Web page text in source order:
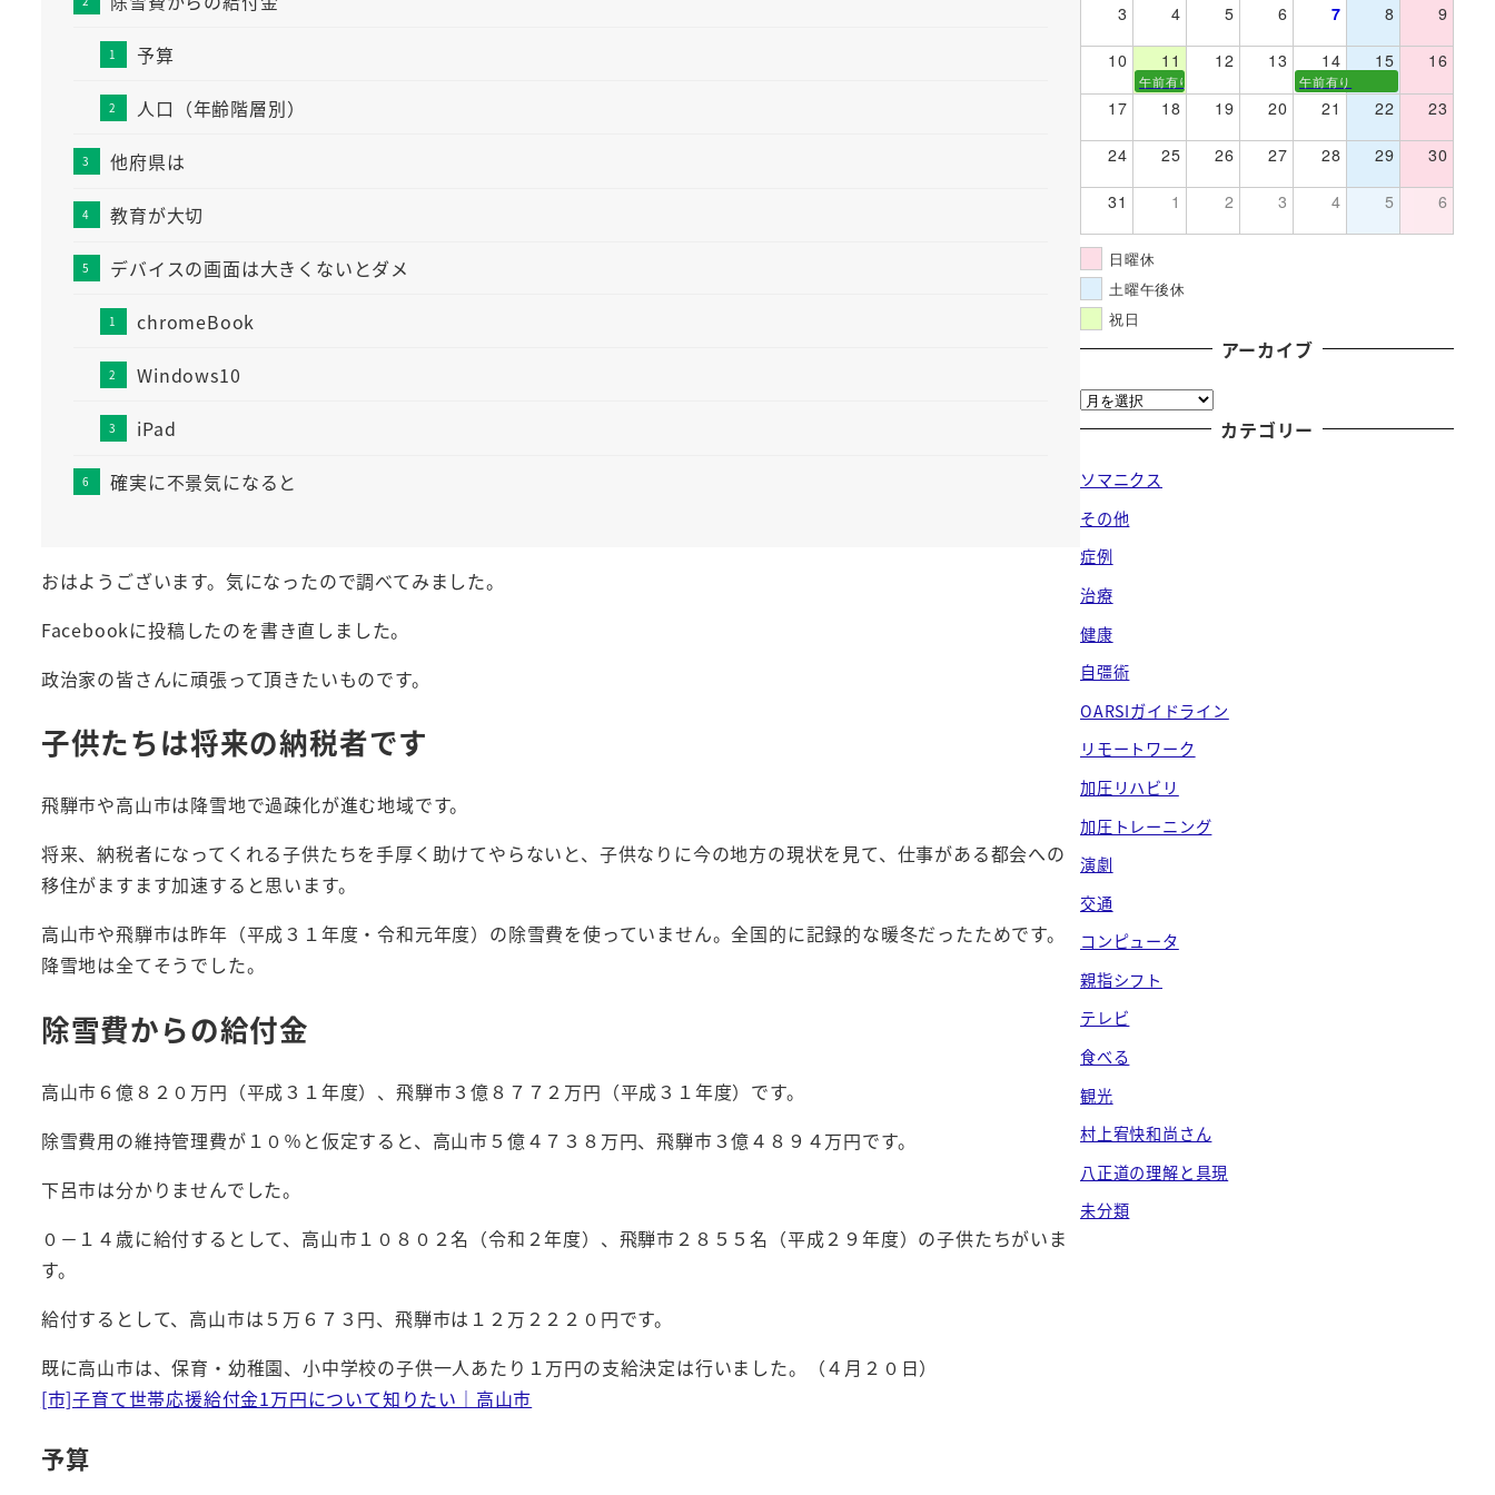
予算
人口（年齢階層別）
他府県は
教育が大切
デバイスの画面は大きくないとダメ
chromeBook
Windows10
iPad
確実に不景気になると
おはようございます。気になったので調べてみました。
Facebookに投稿したのを書き直しました。
政治家の皆さんに頑張って頂きたいものです。
子供たちは将来の納税者です
飛騨市や高山市は降雪地で過疎化が進む地域です。
将来、納税者になってくれる子供たちを手厚く助けてやらないと、子供なりに今の地方の現状を見て、仕事がある都会への
移住がますます加速すると思います。
高山市や飛騨市は昨年（平成３１年度・令和元年度）の除雪費を使っていません。全国的に記録的な暖冬だったためです。
降雪地は全てそうでした。
除雪費からの給付金
高山市６億８２０万円（平成３１年度）、飛騨市３億８７７２万円（平成３１年度）です。
除雪費用の維持管理費が１０％と仮定すると、高山市５億４７３８万円、飛騨市３億４８９４万円です。
下呂市は分かりませんでした。
０－１４歳に給付するとして、高山市１０８０２名（令和２年度）、飛騨市２８５５名（平成２９年度）の子供たちがいま
す。
給付するとして、高山市は５万６７３円、飛騨市は１２万２２２０円です。
既に高山市は、保育・幼稚園、小中学校の子供一人あたり１万円の支給決定は行いました。（４月２０日）
[市]子育て世帯応援給付金1万円について知りたい｜高山市
予算
3 4 5 6 7 8 9
10 11 12 13 14 15 16
午前有り 午前有り
17 18 19 20 21 22 23
24 25 26 27 28 29 30
31 1 2 3 4 5 6
日曜休
土曜午後休
祝日
アーカイブ
ア
ー
イ
ブ
カテゴリー
ソマニクス
その他
症例
治療
健康
自彊術
OARSIガイドライン
リモートワーク
加圧リハビリ
加圧トレーニング
演劇
交通
コンピュータ
親指シフト
テレビ
食べる
観光
村上宥快和尚さん
八正道の理解と具現
未分類